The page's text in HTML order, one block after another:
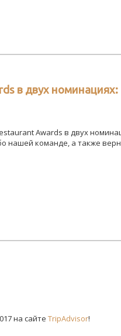
в двух номинациях:
Awards в двух
нашей команде, а также
на сайте TripAdvisor!